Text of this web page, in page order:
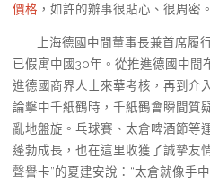
價格 ，如許的辦事很貼心、很周密
上海德國中間董事長兼首席履
已假寓中國30年。從推進德國中間
進德國商界人士來華考核，再到介
論擊中千紙鶴時，千紙鶴會瞬間質
亂地盤旋。乓球賽、太倉啤酒節等
蓬勃成長，也在這里收獲了誠摯友
聲譽卡”的夏建安說：“太倉就像手